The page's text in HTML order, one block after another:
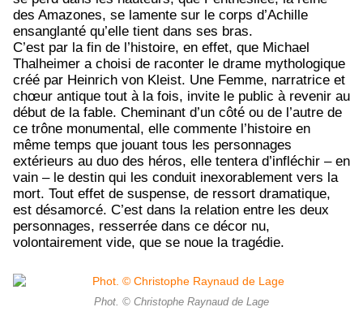
des Amazones, se lamente sur le corps d’Achille
ensanglanté qu’elle tient dans ses bras.
C’est par la fin de l’histoire, en effet, que Michael
Thalheimer a choisi de raconter le drame mythologique
créé par Heinrich von Kleist. Une Femme, narratrice et
chœur antique tout à la fois, invite le public à revenir au
début de la fable. Cheminant d’un côté ou de l’autre de
ce trône monumental, elle commente l’histoire en
même temps que jouant tous les personnages
extérieurs au duo des héros, elle tentera d’infléchir – en
vain – le destin qui les conduit inexorablement vers la
mort. Tout effet de suspense, de ressort dramatique,
est désamorcé. C’est dans la relation entre les deux
personnages, resserrée dans ce décor nu,
volontairement vide, que se noue la tragédie.
Phot. © Christophe Raynaud de Lage